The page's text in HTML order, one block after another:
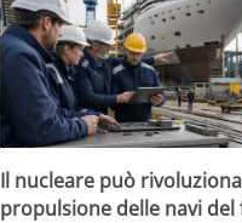
Il nucleare può
propulsione delle navi